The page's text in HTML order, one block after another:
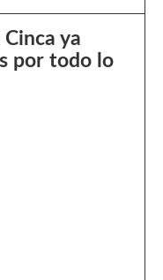
ya
por todo lo